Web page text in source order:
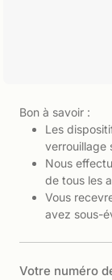
Bon à savoir :
Les
verrouillage
Nous
de tous les
Vous
avez sous-
Votre numéro